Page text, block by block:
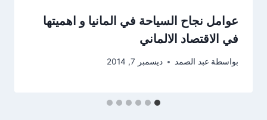
عوامل نجاح السياحة في المانيا و اهميتها
في الاقتصاد الالماني
بواسطة عبد الصمد ديسمبر 7, 2014